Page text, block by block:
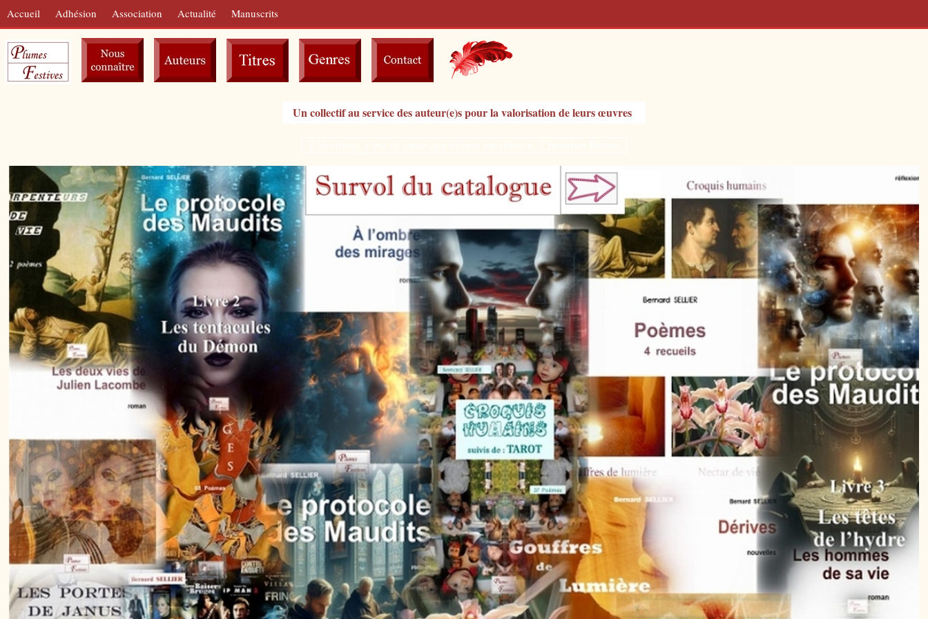
Accueil Adhésion Association Actualité Manuscrits
Un collectif au service des auteur(e)s pour la valorisation de leurs œuvres